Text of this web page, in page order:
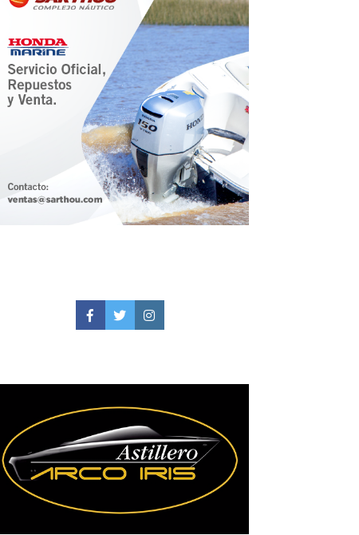
Facebook
TwitterInstagram